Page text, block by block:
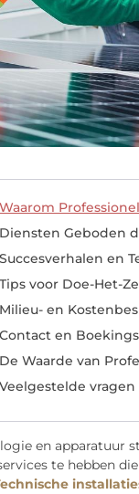
Waarom
Diensten Geboden
Succesverhalen en
Tips voor Doe-Het-
Milieu- en
Contact en
De Waarde van
Veelgestelde vragen
en apparatuur
te hebben